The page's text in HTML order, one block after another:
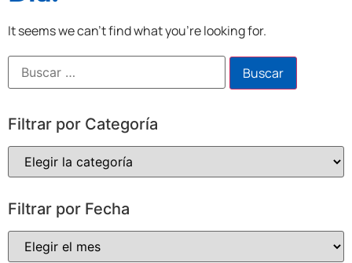
It seems we can't find what you're looking for.
Filtrar por Categoría
Filtrar por Fecha